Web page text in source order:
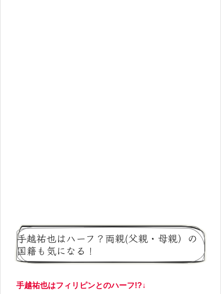
手越祐也はハーフ？両親(父親・母親）の
国籍も気になる！
手越祐也はフィリピンとのハーフ!?↓